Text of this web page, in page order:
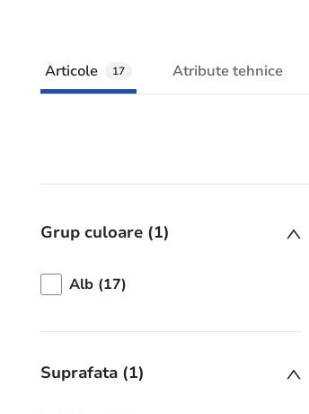
Articole 17 Atribute tehnice
Grup culoare (1)
Alb (17)
Suprafata (1)